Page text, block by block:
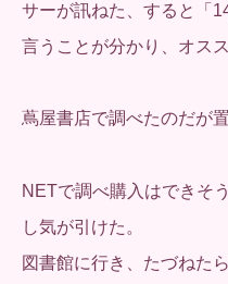
サーが訊ねた、すると「
言うことが分かり、オス
蔦屋書店で調べたのだが
NETで調べ購入はできそ
し気が引けた。
図書館に行き、たづねた